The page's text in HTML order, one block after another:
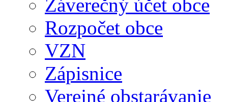
Záverečný účet obce
Rozpočet obce
VZN
Zápisnice
Verejné obstarávanie